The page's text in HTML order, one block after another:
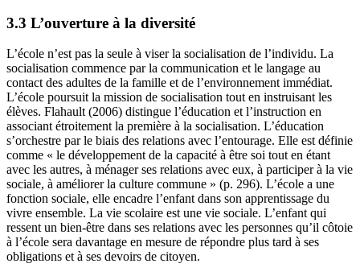
3.3 L’ouverture à la diversité
L’école n’est pas la seule à viser la socialisation de l’individu. La
socialisation commence par la communication et le langage au
contact des adultes de la famille et de l’environnement immédiat.
L’école poursuit la mission de socialisation tout en instruisant les
élèves. Flahault (2006) distingue l’éducation et l’instruction en
associant étroitement la première à la socialisation. L’éducation
s’orchestre par le biais des relations avec l’entourage. Elle est définie
comme « le développement de la capacité à être soi tout en étant
avec les autres, à ménager ses relations avec eux, à participer à la vie
sociale, à améliorer la culture commune » (p. 296). L’école a une
fonction sociale, elle encadre l’enfant dans son apprentissage du
vivre ensemble. La vie scolaire est une vie sociale. L’enfant qui
ressent un bien-être dans ses relations avec les personnes qu’il côtoie
à l’école sera davantage en mesure de répondre plus tard à ses
obligations et à ses devoirs de citoyen.